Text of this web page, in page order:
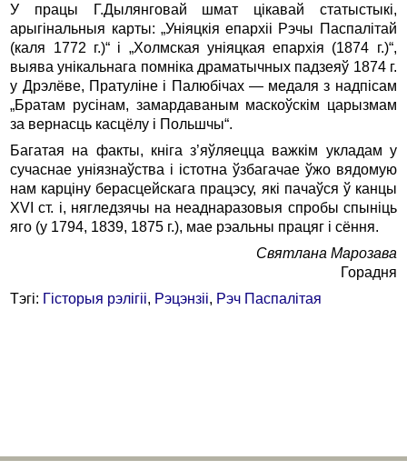
У працы Г.Дылянговай шмат цікавай статыстыкі,
арыгінальныя карты: „Уніяцкія епархіі Рэчы Паспалітай
(каля 1772 г.)“ і „Холмская уніяцкая епархія (1874 г.)“,
выява унікальнага помніка драматычных падзеяў 1874 г.
у Дрэлёве, Пратуліне і Палюбічах — медаля з надпісам
„Братам русінам, замардаваным маскоўскім царызмам
за вернасць касцёлу і Польшчы“.
Багатая на факты, кніга з’яўляецца важкім укладам у
сучаснае уніязнаўства і істотна ўзбагачае ўжо вядомую
нам карціну берасцейскага працэсу, які пачаўся ў канцы
XVI ст. і, нягледзячы на неаднаразовыя спробы спыніць
яго (у 1794, 1839, 1875 г.), мае рэальны працяг і сёння.
Святлана Марозава
Горадня
Тэгі: Гісторыя рэлігіі, Рэцэнзіі, Рэч Паспалітая